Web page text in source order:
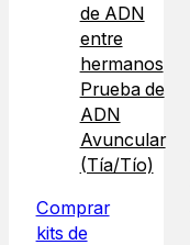
de ADN
entre
hermanos
Prueba de
ADN
Avuncular
(Tía/Tío)
Comprar
kits de